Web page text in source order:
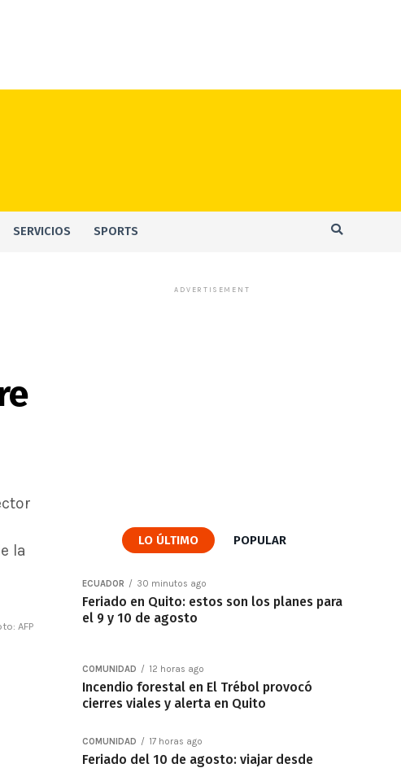
SERVICIOS SPORTS
la
AFP
ADVERTISEMENT
LO ÚLTIMO POPULAR
ECUADOR 30 minutos ago
Feriado en Quito: estos son los planes para
el 9 y 10 de agosto
COMUNIDAD 12 horas ago
Incendio forestal en El Trébol provocó
cierres viales y alerta en Quito
COMUNIDAD 17 horas ago
Feriado del 10 de agosto: viajar desde